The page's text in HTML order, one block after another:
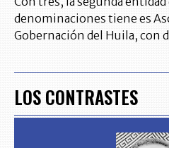
denominaciones tiene es
Gobernación del Huila, con
LOS CONTRASTES